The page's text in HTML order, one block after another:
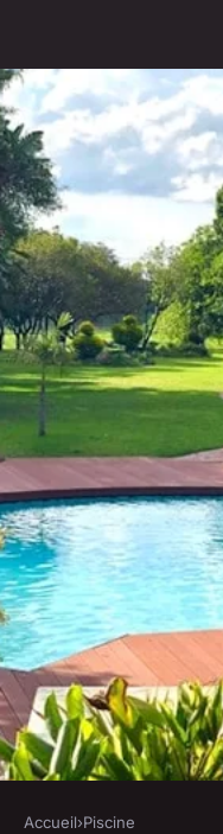
Accueil›Piscine